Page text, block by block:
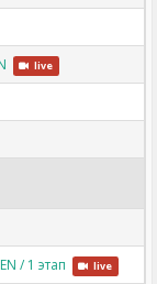
live
/ 1 этап live